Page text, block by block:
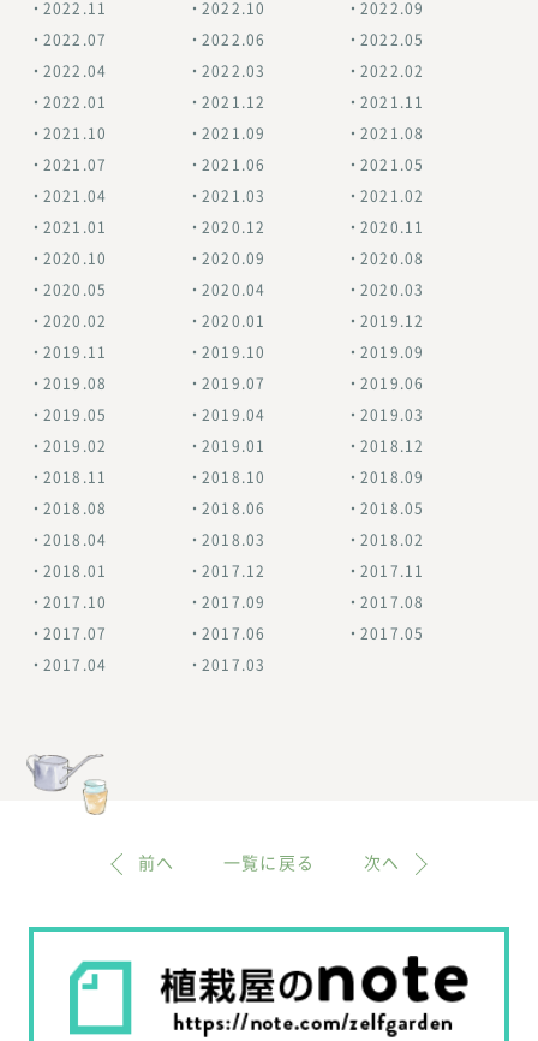
2022.11 2022.10 2022.09
2022.07 2022.06 2022.05
2022.04 2022.03 2022.02
2022.01 2021.12 2021.11
2021.10 2021.09 2021.08
2021.07 2021.06 2021.05
2021.04 2021.03 2021.02
2021.01 2020.12 2020.11
2020.10 2020.09 2020.08
2020.05 2020.04 2020.03
2020.02 2020.01 2019.12
2019.11 2019.10 2019.09
2019.08 2019.07 2019.06
2019.05 2019.04 2019.03
2019.02 2019.01 2018.12
2018.11 2018.10 2018.09
2018.08 2018.06 2018.05
2018.04 2018.03 2018.02
2018.01 2017.12 2017.11
2017.10 2017.09 2017.08
2017.07 2017.06 2017.05
2017.04 2017.03
前へ 一覧に戻る 次へ